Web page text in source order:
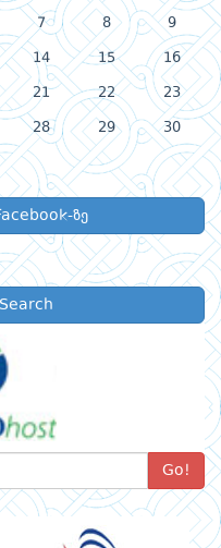
7 8 9
14 15 16
21 22 23
28 29 30
ზე
Go!